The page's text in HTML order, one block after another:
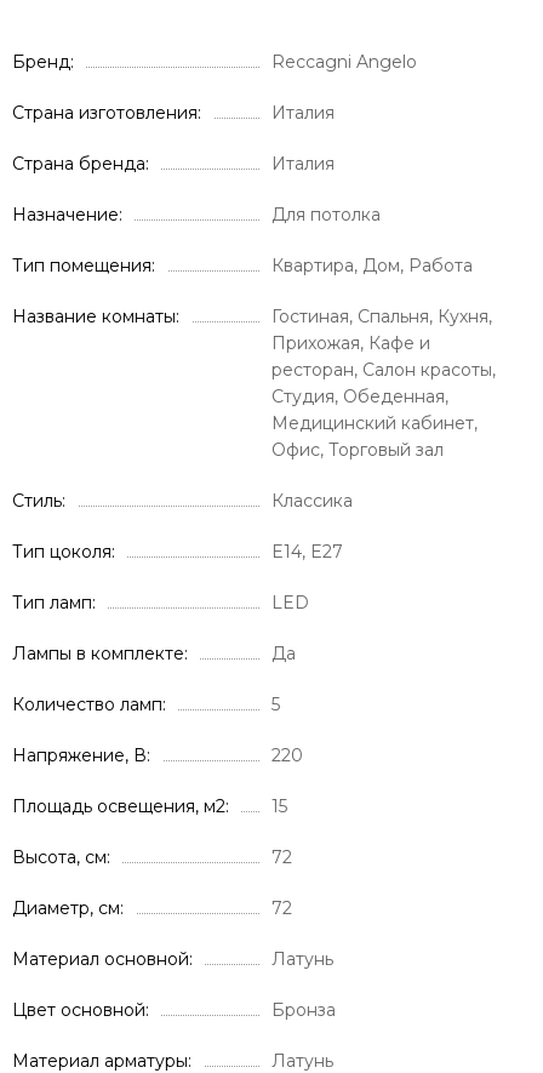
Бренд Reccagni Angelo
Страна изготовления Италия
Страна бренда Италия
Назначение Для потолка
Тип помещения Квартира, Дом, Работа
Название комнаты
Гостиная, Спальня, Кухня,
Прихожая, Кафе и
ресторан, Салон красоты,
Студия, Обеденная,
Медицинский кабинет,
Офис, Торговый зал
Стиль Классика
Тип цоколя E14, E27
Тип ламп LED
Лампы в комплекте Да
Количество ламп 5
Напряжение, В 220
Площадь освещения, м2 15
Высота, см 72
Диаметр, см 72
Материал основной Латунь
Цвет основной Бронза
Материал арматуры Латунь